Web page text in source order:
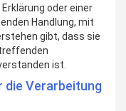
oder einer
Handlung, mit
gibt, dass sie
ist.
die Verarbeitung